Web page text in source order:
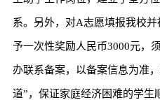
系。另外，对A志愿填报我校
予一次性奖励人民币3000元，
办联系备案，以备案信息为准
道”，保证家庭经济困难的学生